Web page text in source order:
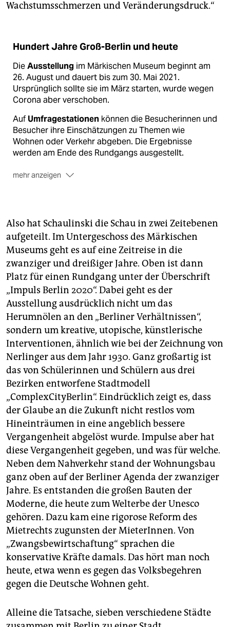
Wachstumsschmerzen und Veränderungsdruck.“
Hundert Jahre Groß-Berlin und heute
DieAusstellung im Märkischen Museum beginnt am
26. August und dauert bis zum 30. Mai 2021.
Ursprünglich sollte sie im März starten, wurde wegen
Corona aber verschoben.
Auf Umfragestationen können die Besucherinnen und
Besucher ihre Einschätzungen zu Themen wie
Wohnen oder Verkehr abgeben. Die Ergebnisse
werden am Ende des Rundgangs ausgestellt.
mehr anzeigen
B – dreizehn Mal Stadt“. Es ist die Perspektive von
unten auf Groß-Berlin.(wera)
Also hat Schaulinski die Schau in zwei Zeitebenen
aufgeteilt. Im Untergeschoss des Märkischen
Museums geht es auf eine Zeitreise in die
zwanziger und dreißiger Jahre. Oben ist dann
Platz für einen Rundgang unter der Überschrift
„Impuls Berlin 2020“. Dabei geht es der
Ausstellung ausdrücklich nicht um das
Herumnölen an den „Berliner Verhältnissen“,
sondern um kreative, utopische, künstlerische
Interventionen, ähnlich wie bei der Zeichnung von
Nerlinger aus dem Jahr 1930. Ganz großartig ist
das von Schülerinnen und Schülern aus drei
Bezirken entworfene Stadtmodell
„ComplexCityBerlin“. Eindrücklich zeigt es, dass
der Glaube an die Zukunft nicht restlos vom
Hineinträumen in eine angeblich bessere
Vergangenheit abgelöst wurde. Impulse aber hat
diese Vergangenheit gegeben, und was für welche.
Neben dem Nahverkehr stand der Wohnungsbau
ganz oben auf der Berliner Agenda der zwanziger
Jahre. Es entstanden die großen Bauten der
Moderne, die heute zum Welterbe der Unesco
gehören. Dazu kam eine rigorose Reform des
Mietrechts zugunsten der MieterInnen. Von
„Zwangsbewirtschaftung“ sprachen die
konservative Kräfte damals. Das hört man noch
heute, etwa wenn es gegen das Volksbegehren
gegen die Deutsche Wohnen geht.
Alleine die Tatsache, sieben verschiedene Städte